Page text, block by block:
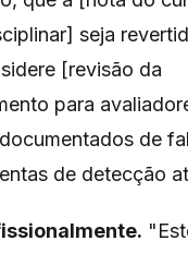
seja
[revisão da
para
de
de detecção